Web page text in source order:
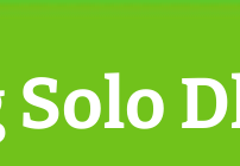
Solo